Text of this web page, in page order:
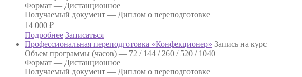
Формат — Дистанционное
Получаемый документ — Диплом о переподготовке
14 000 ₽
Подробнее Записаться
Профессиональная переподготовка «Конфекционер» Запись на курс
Объем программы (часов) — 72 / 144 / 260 / 520 / 1040
Формат — Дистанционное
Получаемый документ — Диплом о переподготовке